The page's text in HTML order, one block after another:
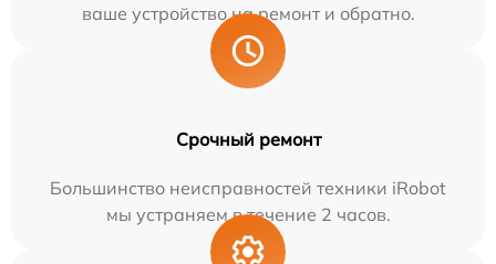
ваше устройство на ремонт и обратно.
Срочный ремонт
Большинство неисправностей техники iRobot
мы устраняем в течение 2 часов.